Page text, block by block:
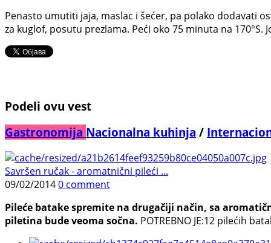
Penasto umutiti jaja, maslac i šećer, pa polako dodavati
za kuglof, posutu prezlama. Peći oko 75 minuta na
Podeli ovu vest
Gastronomija Nacionalna kuhinja /
Savršen ručak - aromatnični pileći ...
09/02/20140 comment
Pileće batake spremite na drugačiji način, sa
piletina bude veoma sočna. POTREBNO JE:12 pilećih